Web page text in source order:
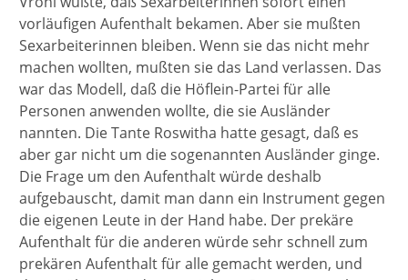
vorläufigen Aufenthalt bekamen. Aber sie mußten
Sexarbeiterinnen bleiben. Wenn sie das nicht mehr
machen wollten, mußten sie das Land verlassen. Das
war das Modell, daß die Höflein-Partei für alle
Personen anwenden wollte, die sie Ausländer
nannten. Die Tante Roswitha hatte gesagt, daß es
aber gar nicht um die sogenannten Ausländer ginge.
Die Frage um den Aufenthalt würde deshalb
aufgebauscht, damit man dann ein Instrument gegen
die eigenen Leute in der Hand habe. Der prekäre
Aufenthalt für die anderen würde sehr schnell zum
prekären Aufenthalt für alle gemacht werden, und